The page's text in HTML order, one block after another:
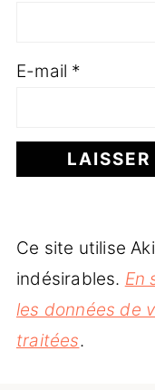
E-mail *
Ce site utilise
indésirables. En
les données de
traitées.